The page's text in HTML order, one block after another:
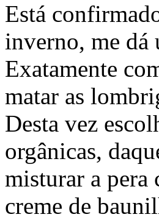
Está
inverno, me dá
Exatamente
matar as
Desta vez
orgânicas,
misturar a pera
creme de